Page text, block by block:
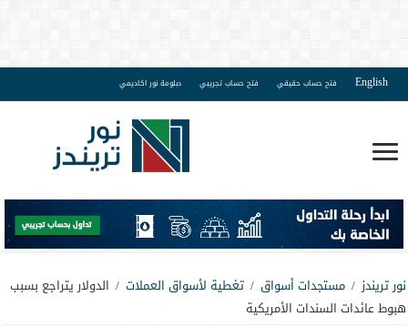
English فتح حساب حقيقي فتح حساب تجريبي دبلومة نور اكاديمي
نور تريندز / مستجدات أسواق / تغطية لأسواق العملات / الدولار يتراجع بسبب
هبوط عائدات السندات الأمريكية